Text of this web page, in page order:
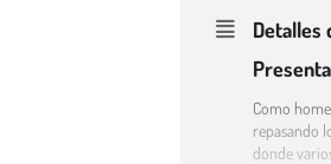
Detalles
Como
repasando
donde